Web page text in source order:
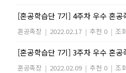
[혼공학습단 7기] 4주차 우수 혼
혼공족장 | 2022.02.17 | 추천 0 | 조
[혼공학습단 7기] 3주차 우수 혼
혼공족장 | 2022.02.09 | 추천 0 | 조